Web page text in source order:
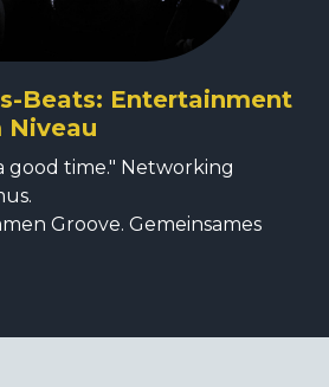
Beats: Entertainment
Niveau
good time." Networking
Groove. Gemeinsames